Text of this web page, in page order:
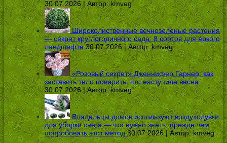
30.07.2026 | Автор:kmveg
Широколиственные вечнозеленые растения
— секрет круглогодичного сада: 8 сортов для яркого
ландшафта 30.07.2026 | Автор:kmveg
«Розовый секрет» Дженнифер Гарнер: как
заставить тело поверить, что наступила весна
30.07.2026 | Автор:kmveg
Владельцы домов используют воздуходувки
для уборки снега — что нужно знать, прежде чем
попробовать этот метод 30.07.2026 | Автор: kmveg